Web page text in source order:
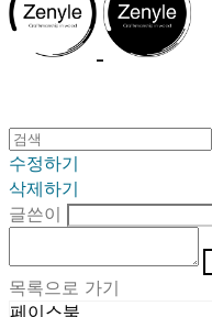
수정하기
삭제하기
글쓴이
목록으로 가기
페이스북